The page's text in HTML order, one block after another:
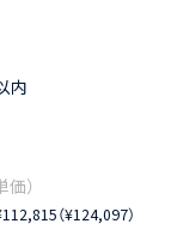
内
（¥124,097）